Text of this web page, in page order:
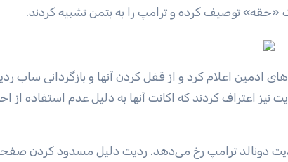
«حقه» توصیف کرده و ترامپ را به بتمن تشبیه کردند.
ادمین اعلام کرد و از قفل کردن آنها و بازگردانی ساب
اعتراف کردند که اکانت آنها به دلیل عدم استفاده از
دونالد ترامپ رخ می‌دهد. ردیت دلیل مسدود کردن